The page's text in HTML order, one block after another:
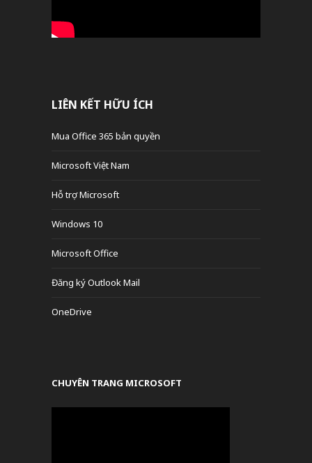
LIÊN KẾT HỮU ÍCH
Mua Office 365 bản quyền
Microsoft Việt Nam
Hỗ trợ Microsoft
Windows 10
Microsoft Office
Đăng ký Outlook Mail
OneDrive
CHUYÊN TRANG MICROSOFT